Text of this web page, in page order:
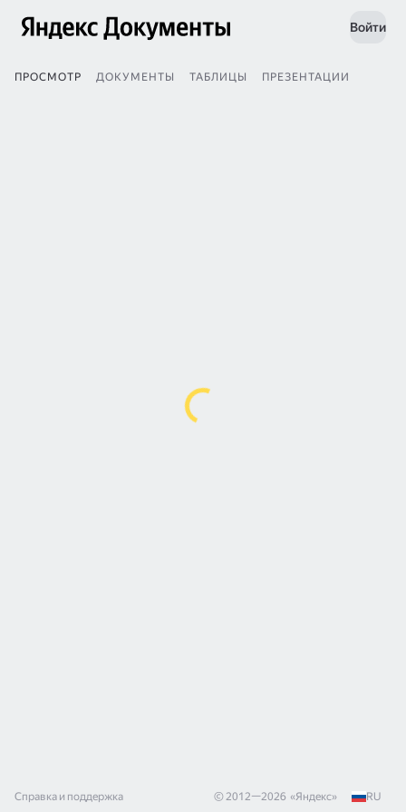
Войти
ПРОСМОТР ДОКУМЕНТЫ ТАБЛИЦЫ ПРЕЗЕНТАЦИИ
Справка и поддержка © 2012—2026 «Яндекс» RU